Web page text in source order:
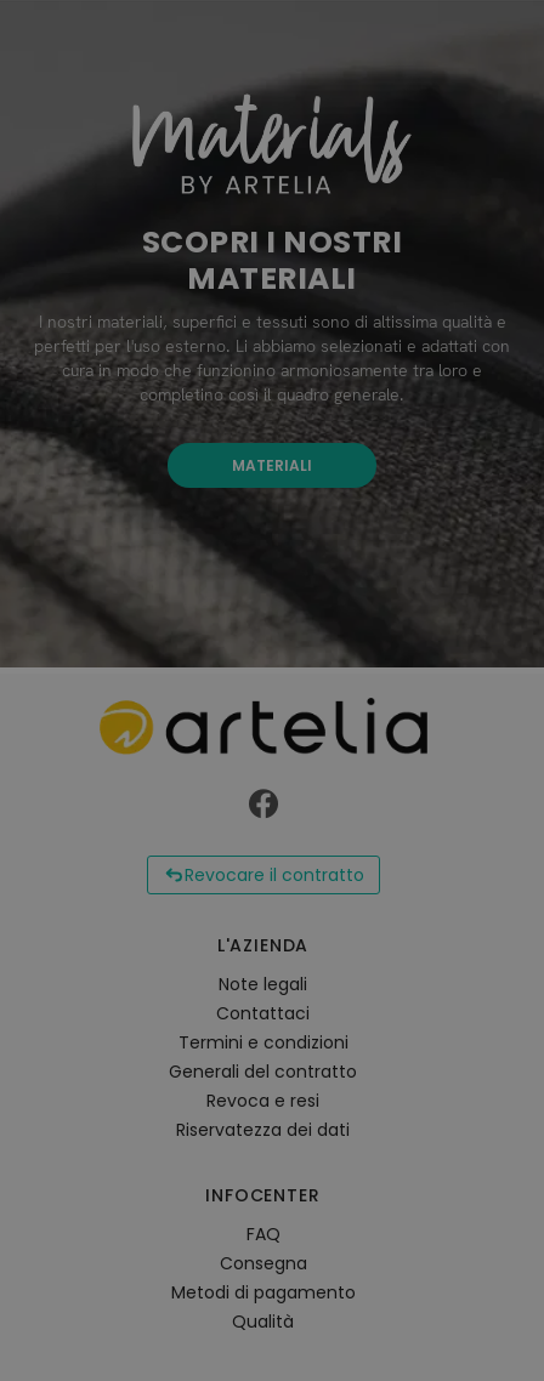
SCOPRI I NOSTRI
MATERIALI
I nostri materiali, superfici e tessuti sono di altissima qualità e
perfetti per l'uso esterno. Li abbiamo selezionati e adattati con
cura in modo che funzionino armoniosamente tra loro e
completino così il quadro generale.
MATERIALI
Revocare il contratto
L'AZIENDA
Note legali
Contattaci
Termini e condizioni
Generali del contratto
Revoca e resi
Riservatezza dei dati
INFOCENTER
FAQ
Consegna
Metodi di pagamento
Qualità